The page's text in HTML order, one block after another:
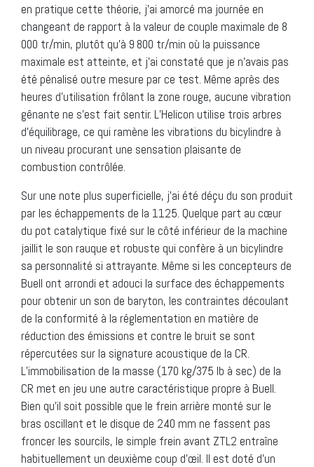
en pratique cette théorie, j’ai amorcé ma journée en
changeant de rapport à la valeur de couple maximale de 8
000 tr/min, plutôt qu’à 9 800 tr/min où la puissance
maximale est atteinte, et j’ai constaté que je n’avais pas
été pénalisé outre mesure par ce test. Même après des
heures d’utilisation frôlant la zone rouge, aucune vibration
gênante ne s’est fait sentir. L’Helicon utilise trois arbres
d’équilibrage, ce qui ramène les vibrations du bicylindre à
un niveau procurant une sensation plaisante de
combustion contrôlée.
Sur une note plus superficielle, j’ai été déçu du son produit
par les échappements de la 1125. Quelque part au cœur
du pot catalytique fixé sur le côté inférieur de la machine
jaillit le son rauque et robuste qui confère à un bicylindre
sa personnalité si attrayante. Même si les concepteurs de
Buell ont arrondi et adouci la surface des échappements
pour obtenir un son de baryton, les contraintes découlant
de la conformité à la réglementation en matière de
réduction des émissions et contre le bruit se sont
répercutées sur la signature acoustique de la CR.
L’immobilisation de la masse (170 kg/375 lb à sec) de la
CR met en jeu une autre caractéristique propre à Buell.
Bien qu’il soit possible que le frein arrière monté sur le
bras oscillant et le disque de 240 mm ne fassent pas
froncer les sourcils, le simple frein avant ZTL2 entraîne
habituellement un deuxième coup d’œil. Il est doté d’un